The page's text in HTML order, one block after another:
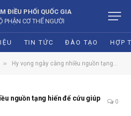
ĐIỀU PHỐI QUỐC GIA
PHẬN CƠ THỂ NGƯỜI
TIN TỨC ĐÀO TẠO HỢP
» Hy vọng ngày càng nhiều nguồn tạng hiến để cứu giúp người bệnh
nguồn tạng hiến để cứu giúp
0